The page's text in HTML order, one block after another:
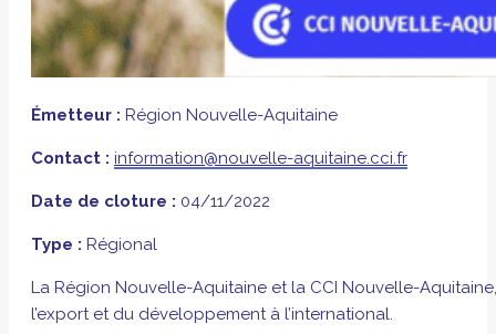
Émetteur : Région Nouvelle-Aquitaine
Contact : information@nouvelle-aquitaine.cci.fr
Date de cloture : 04/11/2022
Type : Régional
La Région Nouvelle-Aquitaine et la CCI Nouvelle-
l’export et du développement à l’international.